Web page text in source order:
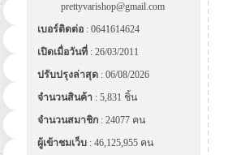
prettyvarishop@gmail.com
เบอร์ติดต่อ : 0641614624
เปิดเมื่อวันที่ : 26/03/2011
ปรับปรุงล่าสุด : 06/08/2026
จำนวนสินค้า : 5,831 ชิ้น
จำนวนสมาชิก : 24077 คน
ผู้เข้าชมเว็บ : 46,125,955 คน